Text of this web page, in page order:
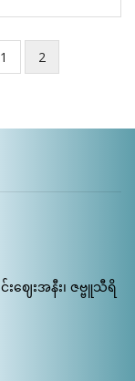
Page
1
လက်ရှိ
စာမျက်နှာ
2
ဈေးအနီး၊ ဇဗ္ဗူသီရိ